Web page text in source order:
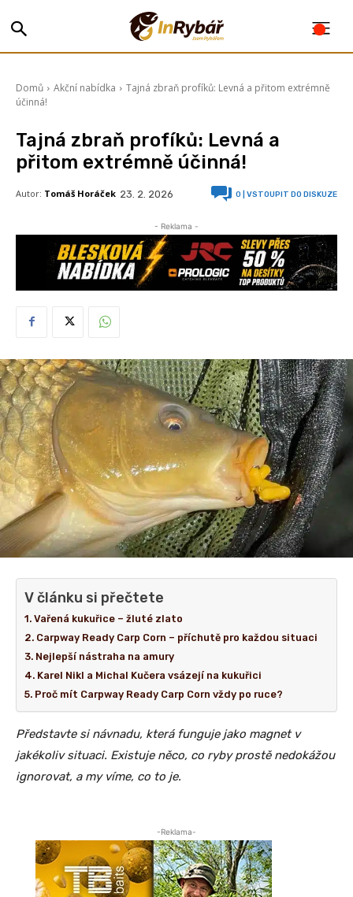
Domů Akční nabídka
Tajná zbraň profíků: Levná a přitom extrémně
účinná!
Tajná zbraň profíků: Levná a
přitom extrémně účinná!
Autor: Tomáš Horáček 23. 2. 2026 0 | VSTOUPIT DO DISKUZE
- Reklama -
V článku si přečtete
Vařená kukuřice – žluté zlato
Carpway Ready Carp Corn – příchutě pro každou situaci
Nejlepší nástraha na amury
Karel Nikl a Michal Kučera vsázejí na kukuřici
Proč mít Carpway Ready Carp Corn vždy po ruce?
Představte si návnadu, která funguje jako magnet v
jakékoliv situaci. Existuje něco, co ryby prostě nedokážou
ignorovat, a my víme, co to je.
-Reklama-